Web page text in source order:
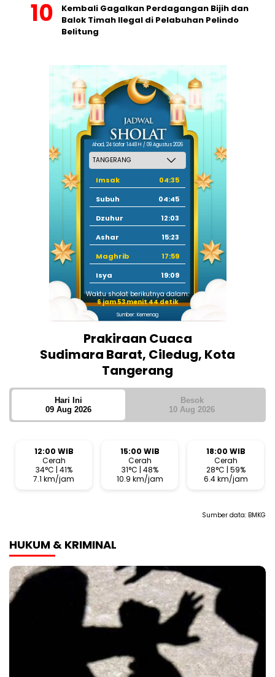
Kembali Gagalkan Perdagangan Bijih dan
Balok Timah Ilegal di Pelabuhan Pelindo
Belitung
Ahad, 24 Safar 1448 H / 09 Agustus 2026
Imsak
04:35
Subuh
04:45
Dzuhur
12:03
Ashar
15:23
Maghrib
17:59
Isya
19:09
Waktu sholat berikutnya dalam:
6 jam 53 menit 44 detik
Sumber: Kemenag
Prakiraan Cuaca
Sudimara Barat, Ciledug, Kota
Tangerang
Hari Ini
09 Aug 2026
Besok
10 Aug 2026
12:00 WIB
Cerah
34°C | 41%
7.1 km/jam
15:00 WIB
Cerah
31°C | 48%
10.9 km/jam
18:00 WIB
Cerah
28°C | 59%
6.4 km/jam
Sumber data: BMKG
HUKUM & KRIMINAL